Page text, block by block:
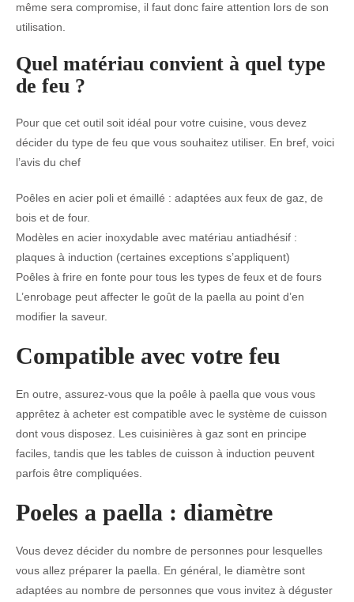
même sera compromise, il faut donc faire attention lors de son
utilisation.
Quel matériau convient à quel type
de feu ?
Pour que cet outil soit idéal pour votre cuisine, vous devez
décider du type de feu que vous souhaitez utiliser. En bref, voici
l’avis du chef
Poêles en acier poli et émaillé : adaptées aux feux de gaz, de
bois et de four.
Modèles en acier inoxydable avec matériau antiadhésif :
plaques à induction (certaines exceptions s’appliquent)
Poêles à frire en fonte pour tous les types de feux et de fours
L’enrobage peut affecter le goût de la paella au point d’en
modifier la saveur.
Compatible avec votre feu
En outre, assurez-vous que la poêle à paella que vous vous
apprêtez à acheter est compatible avec le système de cuisson
dont vous disposez. Les cuisinières à gaz sont en principe
faciles, tandis que les tables de cuisson à induction peuvent
parfois être compliquées.
Poeles a paella : diamètre
Vous devez décider du nombre de personnes pour lesquelles
vous allez préparer la paella. En général, le diamètre sont
adaptées au nombre de personnes que vous invitez à déguster